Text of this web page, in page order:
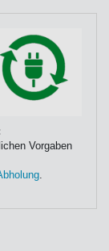
Vorgaben
.